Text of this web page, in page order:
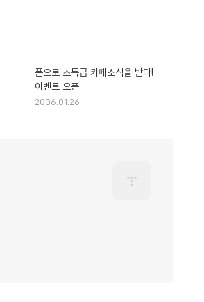
폰으로 초특급 카페소식을 받다!
이벤트 오픈
2006.01.26